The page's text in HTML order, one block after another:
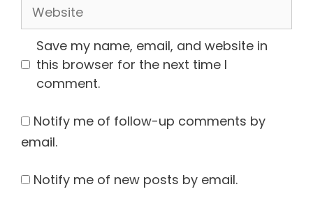
Website
Save my name, email, and website in
this browser for the next time I
comment.
Notify me of follow-up comments by
email.
Notify me of new posts by email.